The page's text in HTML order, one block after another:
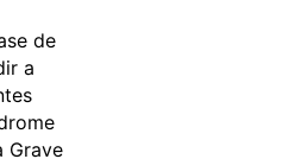
de
a
Grave